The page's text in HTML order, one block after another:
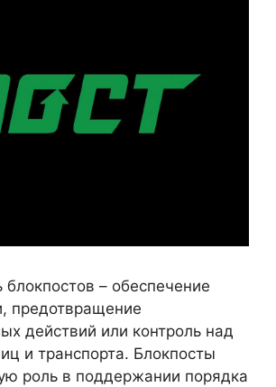
блокпостов – обеспечение
предотвращение
действий или контроль над
и транспорта. Блокпосты
роль в поддержании порядка